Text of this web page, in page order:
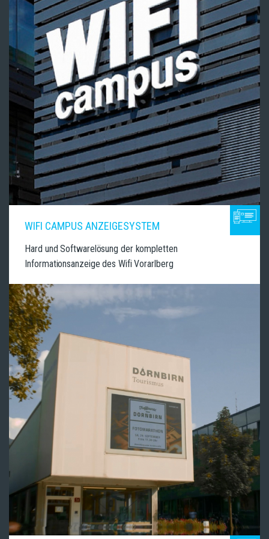
WIFI CAMPUS ANZEIGESYSTEM
Hard und Softwarelösung der kompletten
Informationsanzeige des Wifi Vorarlberg